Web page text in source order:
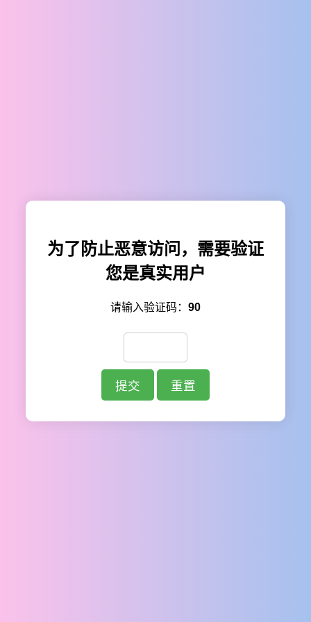
为了防止恶意访问，需要验证
您是真实用户
请输入验证码： 90
提交 重置